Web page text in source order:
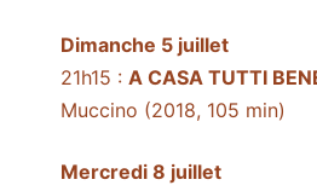
Dimanche 5 juillet
21h15 : A CASA TUTTI
Muccino (2018, 105 min)
Mercredi 8 juillet